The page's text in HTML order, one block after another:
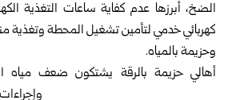
الضخ، أبرزها عدم كفاية ساعات التغذية
كهربائي خدمي لتأمين تشغيل المحطة وتغذية
وحزيمة بالمياه.